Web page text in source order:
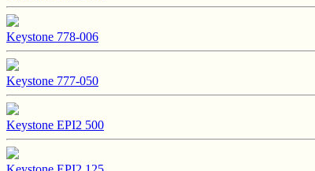
Keystone 778-006
Keystone 777-050
Keystone EPI2 500